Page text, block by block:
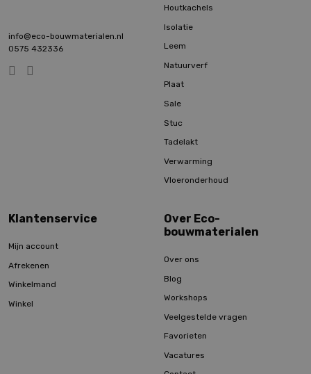
info@eco-bouwmaterialen.nl
0575 432336
Houtkachels
Isolatie
Leem
Natuurverf
Plaat
Sale
Stuc
Tadelakt
Verwarming
Vloeronderhoud
Klantenservice
Mijn account
Afrekenen
Winkelmand
Winkel
Over Eco-
bouwmaterialen
Over ons
Blog
Workshops
Veelgestelde vragen
Favorieten
Vacatures